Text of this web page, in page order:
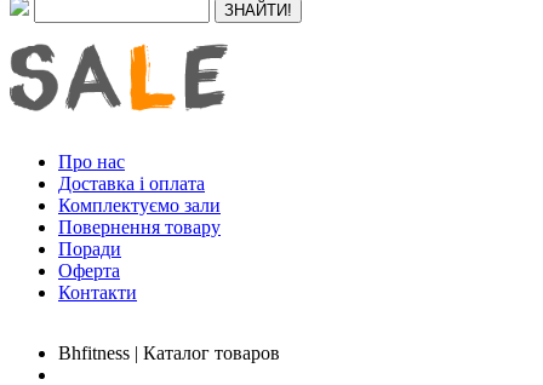
Про нас
Доставка і оплата
Комплектуємо зали
Повернення товару
Поради
Оферта
Контакти
Bhfitness | Каталог товаров